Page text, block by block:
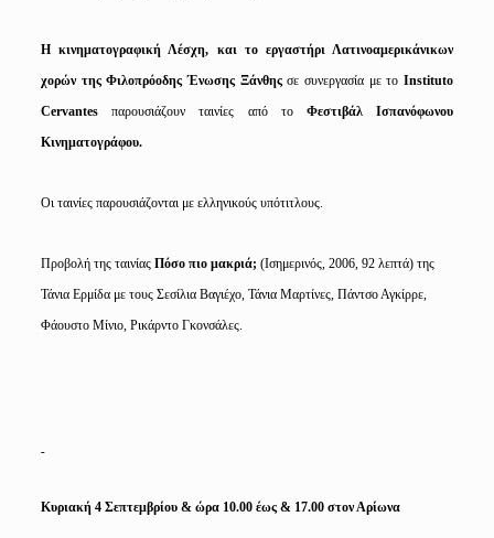
Η κινηματογραφική Λέσχη, και το εργαστήρι Λατινοαμερικάνικων
χορών της Φιλοπρόοδης Ένωσης Ξάνθηςσε συνεργασία με το Instituto
Cervantes
παρουσιάζουν ταινίες από το Φεστιβάλ Ισπανόφωνου
Κινηματογράφου.
Οι ταινίες παρουσιάζονται με ελληνικούς υπότιτλους.
Προβολή της ταινίαςΠόσο πιο μακριά; (Ισημερινός, 2006, 92 λεπτά) της
Τάνια Ερμίδα με τους Σεσίλια Βαγιέχο, Τάνια Μαρτίνες, Πάντσο Αγκίρρε,
Φάουστο Μίνιο, Ρικάρντο Γκονσάλες.
Κυριακή 4 Σεπτεμβρίου & ώρα 10.00 έως & 17.00 στον Αρίωνα